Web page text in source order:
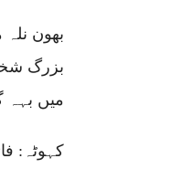
بھون
بزرگ
میں بہہ
کہوٹہ: